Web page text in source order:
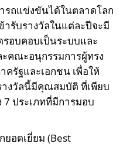
ถแข่งขันได้ในตลาดโลก
รับรางวัลในแต่ละปีจะมี
อบคอบเป็นระบบและ
คณะอนุกรรมการผู้ทรง
รัฐและเอกชน เพื่อให้
างวัลนี้มีคุณสมบัติ ที่เพียบ
7 ประเภทที่มีการมอบ
ยอดเยี่ยม (Best